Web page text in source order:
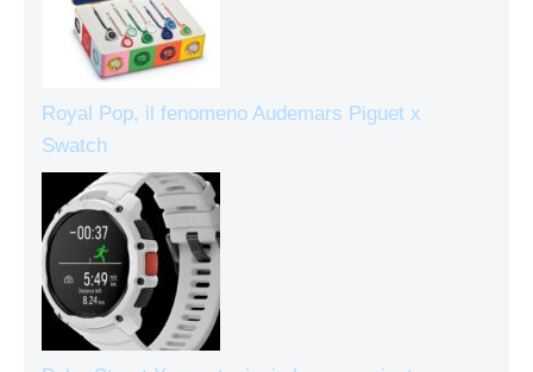
Royal Pop, il fenomeno Audemars Piguet x
Swatch